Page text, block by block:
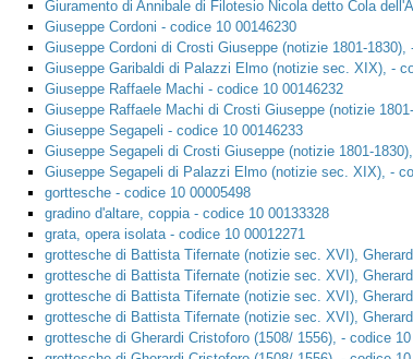
Giuramento di Annibale di Filotesio Nicola detto Cola
Giuseppe Cordoni - codice 10 00146230
Giuseppe Cordoni di Crosti Giuseppe (notizie 1801-1830),
Giuseppe Garibaldi di Palazzi Elmo (notizie sec. XIX), -
Giuseppe Raffaele Machi - codice 10 00146232
Giuseppe Raffaele Machi di Crosti Giuseppe (notizie
Giuseppe Segapeli - codice 10 00146233
Giuseppe Segapeli di Crosti Giuseppe (notizie 1801-
Giuseppe Segapeli di Palazzi Elmo (notizie sec. XIX), -
gorttesche - codice 10 00005498
gradino d'altare, coppia - codice 10 00133328
grata, opera isolata - codice 10 00012271
grottesche di Battista Tifernate (notizie sec. XVI),
grottesche di Battista Tifernate (notizie sec. XVI),
grottesche di Battista Tifernate (notizie sec. XVI),
grottesche di Battista Tifernate (notizie sec. XVI),
grottesche di Gherardi Cristoforo (1508/ 1556), - codice